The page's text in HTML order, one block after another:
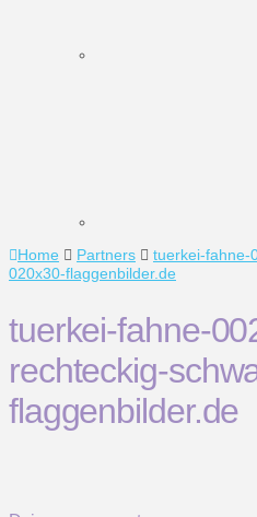
Home Partners
tuerkei-fahne-
020x30-flaggenbilder.de
tuerkei-fahne-
rechteckig-
flaggenbilder.de